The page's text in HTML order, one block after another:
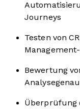
Journeys
Testen von
Bewertung
Überprüfung